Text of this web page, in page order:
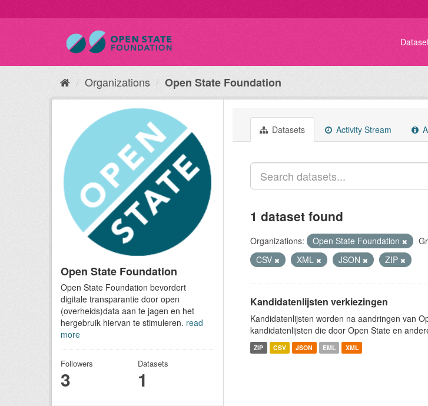
Organizations Open State Foundation
Open State Foundation
Open State Foundation bevordert
digitale transparantie door open
(overheids)data aan te jagen en het
hergebruik hiervan te stimuleren. read
more
Followers
3
Datasets
1
Datasets Activity Stream
1 dataset found
Organizations: Open State Foundation
CSV
XML JSON ZIP
Kandidatenlijsten verkiezingen
Kandidatenlijsten worden na aandringen van
kandidatenlijsten die door Open State en
ZIP CSV JSON EML XML